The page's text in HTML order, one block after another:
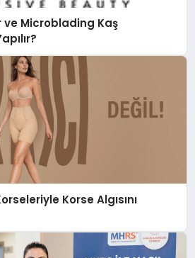
Microblading Kaş
Korse Algısını